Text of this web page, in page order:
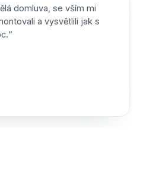
domluva, se vším mi
a vysvětlili jak s